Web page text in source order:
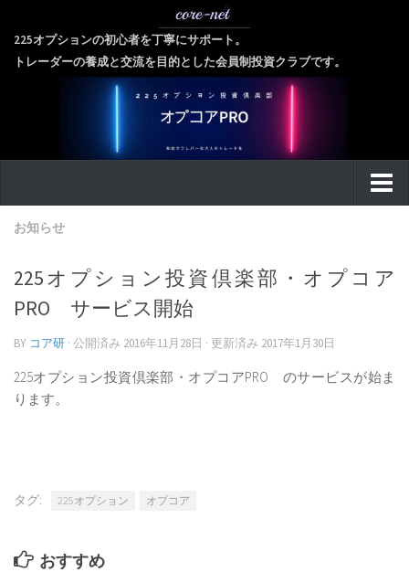
225オプションの初心者を丁寧にサポート。
トレーダーの養成と交流を目的とした会員制投資クラブです。
home
ご挨拶に代えて
会社概要
代表者紹介
個人情報保護方針
金融商品取引法に基づく表記
concept
会員のリアルな感想
お知らせ
225オプション投資倶楽部・オプコア
PRO サービス開始
BY コア研 · 公開済み 2016年11月28日 · 更新済み 2017年1月30日
225オプション投資倶楽部・オプコアPRO のサービスが始ま
ります。
タグ: 225オプション オプコア
おすすめ